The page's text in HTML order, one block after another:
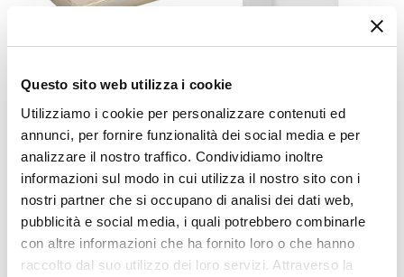
Questo sito web utilizza i cookie
Utilizziamo i cookie per personalizzare contenuti ed
annunci, per fornire funzionalità dei social media e per
analizzare il nostro traffico. Condividiamo inoltre
informazioni sul modo in cui utilizza il nostro sito con i
nostri partner che si occupano di analisi dei dati web,
pubblicità e social media, i quali potrebbero combinarle
con altre informazioni che ha fornito loro o che hanno
raccolto dal suo utilizzo dei loro servizi. Attraverso la
CODICE:66511CB
Portasapone in ceramica
beige lucido - Linea Cuba
€ 7,00
CODICE:
Dispenser sapone in
ceramica bianco lucido -
Linea Cuba
€ 9,00